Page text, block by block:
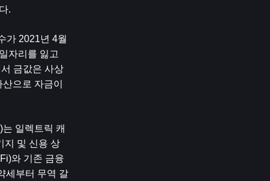
.
가 2021년 4월
자리를 잃고
금값은 사상
으로 자금이
일렉트릭 캐
지 및 신용 상
와 기존 금융
세부터 무역 갈